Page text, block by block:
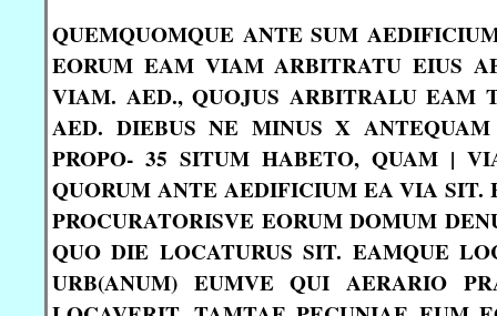
QUEMQUOMQUE ANTE SUM
EORUM EAM VIAM ARBITRATU EIUS
VIAM. AED., QUOJUS ARBITRALU EAM
AED. DIEBUS NE MINUS X
PROPO- 35 SITUM HABETO, QUAM |
QUORUM ANTE AEDIFICIUM EA VIA
PROCURATORISVE EORUM DOMUM
QUO DIE LOCATURUS SIT. EAMQUE
URB(ANUM) EUMVE QUI AERARIO